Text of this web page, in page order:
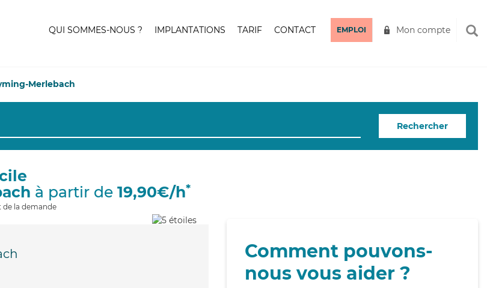
QUI SOMMES-NOUS ? IMPLANTATIONS TARIF CONTACT EMPLOI Mon compte
Merlebach
Rechercher
à partir de 19,90€/h*
de la demande
Comment pouvons-
nous vous aider ?